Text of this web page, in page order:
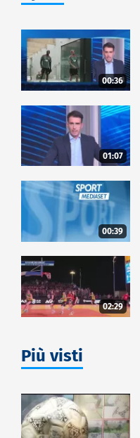
00:36
01:07
00:39
02:29
Più visti